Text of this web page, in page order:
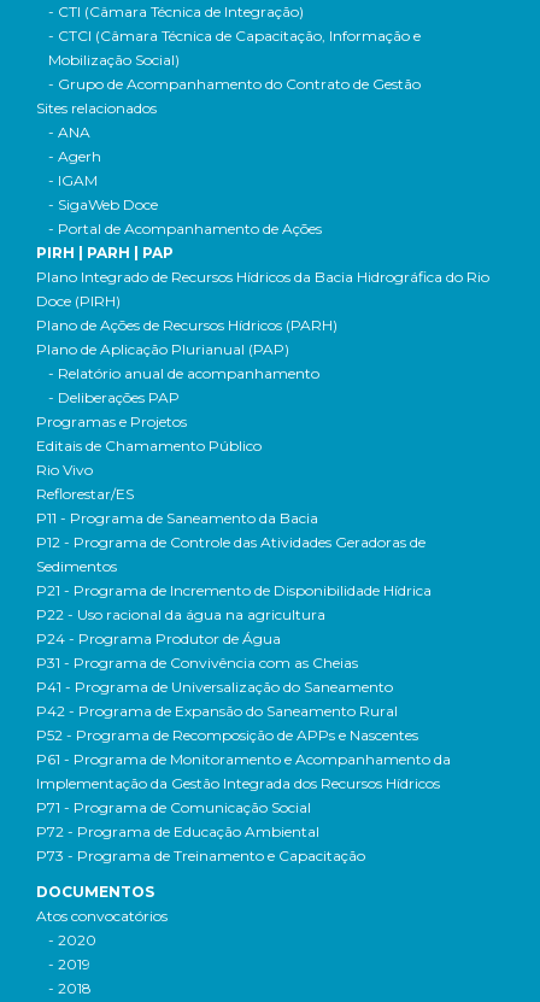
- CTI (Câmara Técnica de Integração)
- CTCI (Câmara Técnica de Capacitação, Informação e
Mobilização Social)
- Grupo de Acompanhamento do Contrato de Gestão
Sites relacionados
- ANA
- Agerh
- IGAM
- SigaWeb Doce
- Portal de Acompanhamento de Ações
PIRH | PARH | PAP
Plano Integrado de Recursos Hídricos da Bacia Hidrográfica do Rio
Doce (PIRH)
Plano de Ações de Recursos Hídricos (PARH)
Plano de Aplicação Plurianual (PAP)
- Relatório anual de acompanhamento
- Deliberações PAP
Programas e Projetos
Editais de Chamamento Público
Rio Vivo
Reflorestar/ES
P11 - Programa de Saneamento da Bacia
P12 - Programa de Controle das Atividades Geradoras de
Sedimentos
P21 - Programa de Incremento de Disponibilidade Hídrica
P22 - Uso racional da água na agricultura
P24 - Programa Produtor de Água
P31 - Programa de Convivência com as Cheias
P41 - Programa de Universalização do Saneamento
P42 - Programa de Expansão do Saneamento Rural
P52 - Programa de Recomposição de APPs e Nascentes
P61 - Programa de Monitoramento e Acompanhamento da
Implementação da Gestão Integrada dos Recursos Hídricos
P71 - Programa de Comunicação Social
P72 - Programa de Educação Ambiental
P73 - Programa de Treinamento e Capacitação
DOCUMENTOS
Atos convocatórios
- 2020
- 2019
- 2018